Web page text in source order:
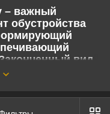
– важный
обустройства
вид
сауне